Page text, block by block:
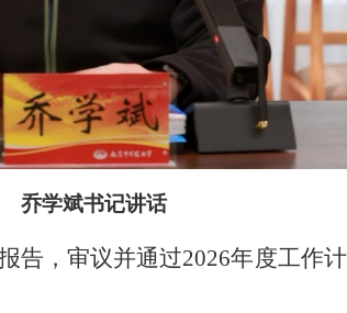
乔学斌书记讲话
告，审议并通过2026年度工作